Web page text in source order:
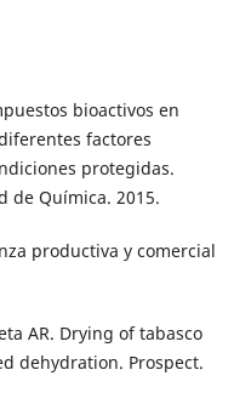
bioactivos en
factores
protegidas.
de Química. 2015.
productiva y comercial
AR. Drying of tabasco
dehydration. Prospect.